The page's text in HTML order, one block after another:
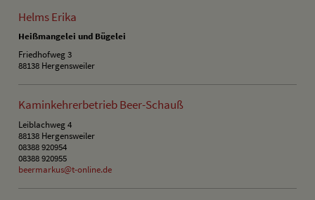
Helms Erika
Heißmangelei und Bügelei
Friedhofweg 3
88138 Hergensweiler
Kaminkehrerbetrieb Beer-Schauß
Leiblachweg 4
88138 Hergensweiler
08388 920954
08388 920955
beermarkus@t-online.de